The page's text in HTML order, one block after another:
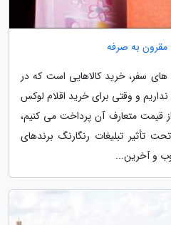
مقرون به صرفه
سفر، خرید کالاهایی است که در
و وقتی برای خرید اقلام لوکس
قیمت متعارف آن پرداخت می کنیم،
تأثیر تبلیغات رنگارنگ برندهای
و آخرین...